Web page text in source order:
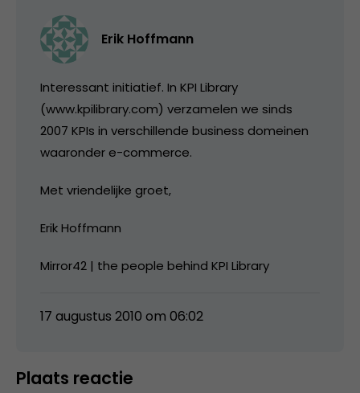
Erik Hoffmann
Interessant initiatief. In KPI Library
(www.kpilibrary.com) verzamelen we sinds
2007 KPIs in verschillende business domeinen
waaronder e-commerce.
Met vriendelijke groet,
Erik Hoffmann
Mirror42 | the people behind KPI Library
17 augustus 2010 om 06:02
Plaats reactie